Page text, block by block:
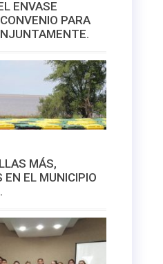
ENVASE
PARA
MÁS,
EN EL MUNICIPIO